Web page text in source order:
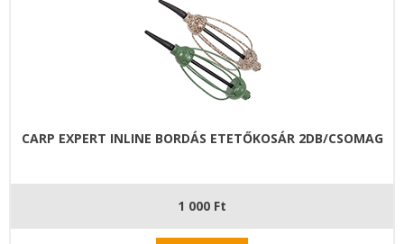
CARP EXPERT INLINE BORDÁS ETETŐKOSÁR 2DB/CSOMAG
1 000 Ft